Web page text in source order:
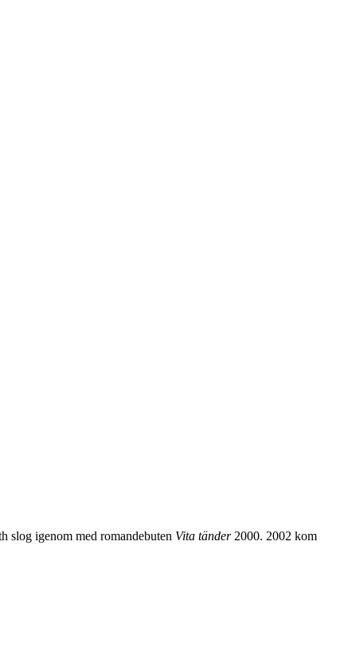
slog igenom med romandebuten Vita tänder2000. 2002 kom